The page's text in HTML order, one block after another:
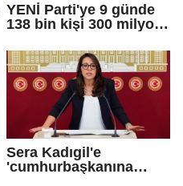
YENİ Parti'ye 9 günde
138 bin kişi 300 milyon
Sera Kadıgil'e
'cumhurbaşkanına